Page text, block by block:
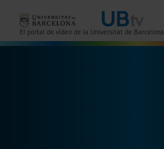
El portal de vídeo de la Universitat de Barcelona